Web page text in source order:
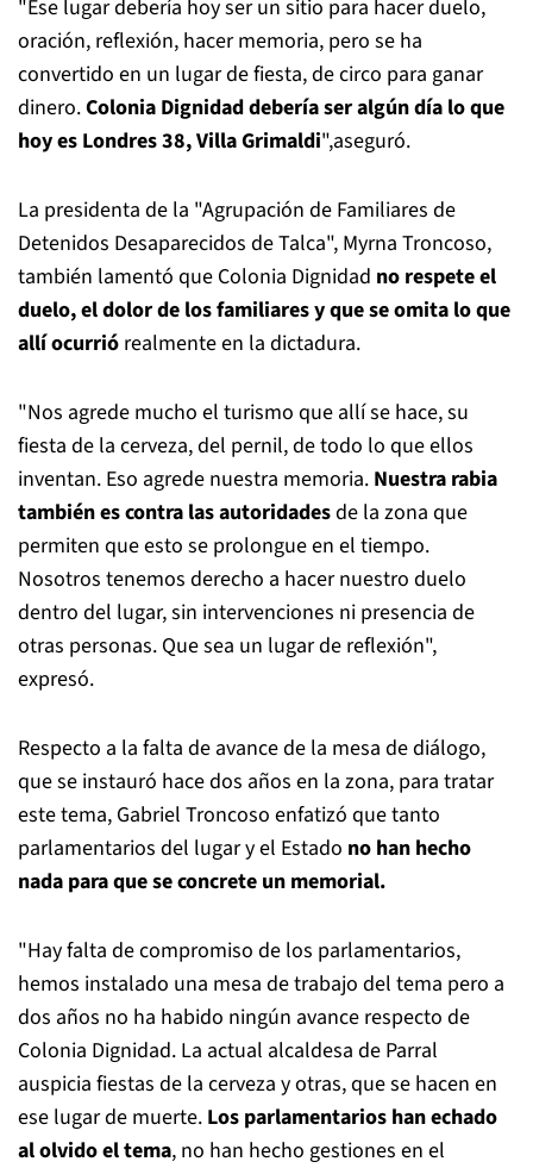
"Ese lugar debería hoy ser un sitio para hacer duelo,
oración, reflexión, hacer memoria, pero se ha
convertido en un lugar de fiesta, de circo para ganar
dinero.Colonia Dignidad debería ser algún día lo que
hoy es Londres 38, Villa Grimaldi",aseguró.
La presidenta de la "Agrupación de Familiares de
Detenidos Desaparecidos de Talca", Myrna Troncoso,
también lamentó que Colonia Dignidad no respete el
duelo, el dolor de los familiares y que se omita lo que
allí ocurrió realmente en la dictadura.
"Nos agrede mucho el turismo que allí se hace, su
fiesta de la cerveza, del pernil, de todo lo que ellos
inventan. Eso agrede nuestra memoria. Nuestra rabia
también es contra las autoridadesde la zona que
permiten que esto se prolongue en el tiempo.
Nosotros tenemos derecho a hacer nuestro duelo
dentro del lugar, sin intervenciones ni presencia de
otras personas. Que sea un lugar de reflexión",
expresó.
Respecto a la falta de avance de la mesa de diálogo,
que se instauró hace dos años en la zona, para tratar
este tema, Gabriel Troncoso enfatizó que tanto
parlamentarios del lugar y el Estado no han hecho
nada para que se concrete un memorial.
"Hay falta de compromiso de los parlamentarios,
hemos instalado una mesa de trabajo del tema pero a
dos años no ha habido ningún avance respecto de
Colonia Dignidad. La actual alcaldesa de Parral
auspicia fiestas de la cerveza y otras, que se hacen en
ese lugar de muerte. Los parlamentarios han echado
al olvido el tema, no han hecho gestiones en el